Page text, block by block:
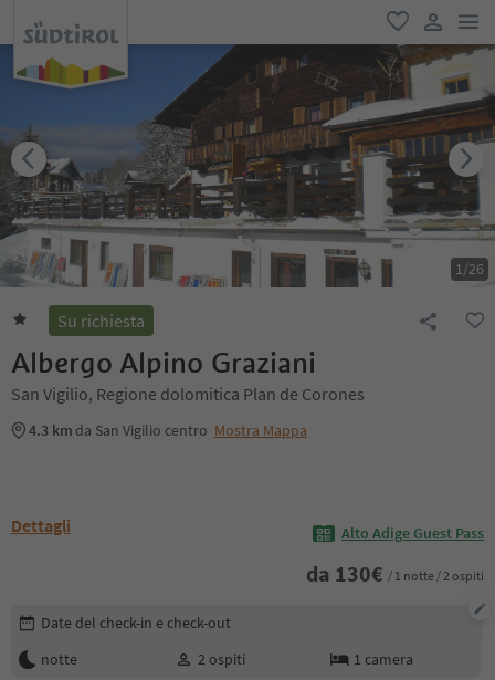
favoriti
user link
1/26
Su richiesta
Albergo Alpino Graziani
San Vigilio, Regione dolomitica Plan de Corones
4.3 km da San Vigilio centro Mostra Mappa
Dettagli Alto Adige Guest Pass
da 130€ / 1 notte / 2 ospiti
Modifica i dettagli della prenotazione
Date del check-in e check-out
notte
2 ospiti 1 camera